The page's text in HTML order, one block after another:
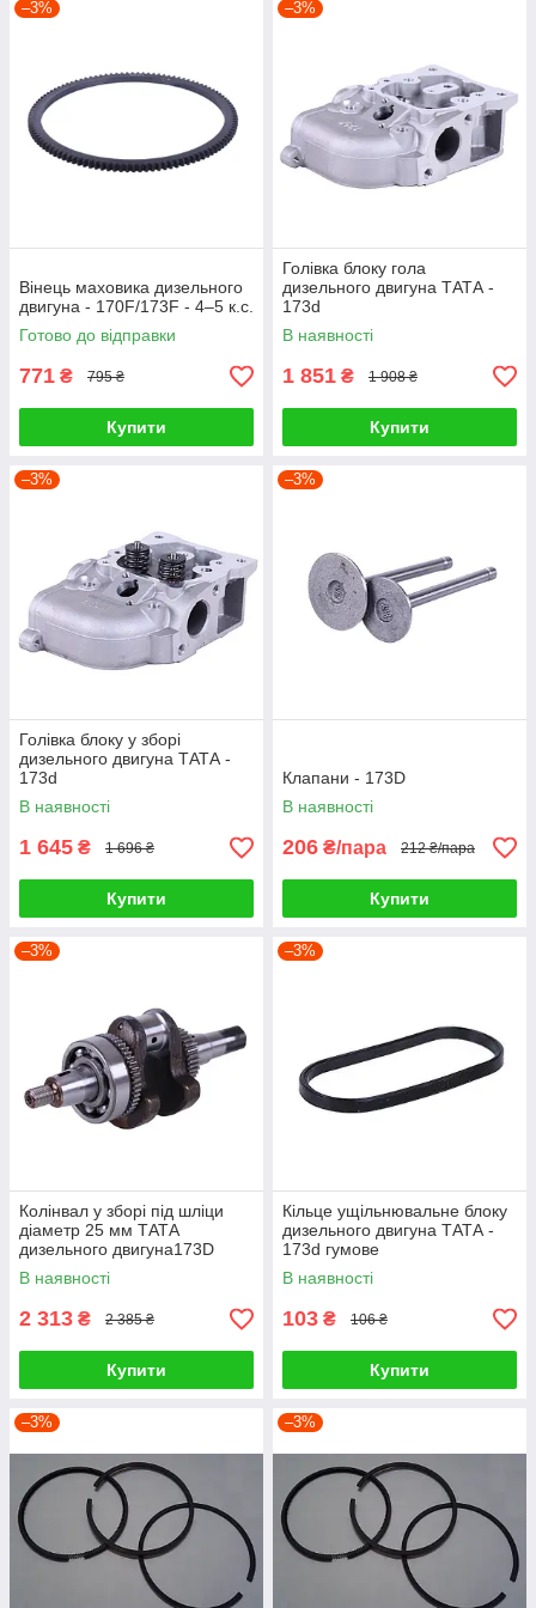
сайті оригінальні, у відмінному стані. Вони забезпечують
–3%
Вінець маховика дизельного
двигуна - 170F/173F - 4–5 к.с.
Готово до відправки
771 ₴ 795 ₴
Купити
–3%
Голівка блоку гола
дизельного двигуна ТАТА -
173d
В наявності
1 851 ₴ 1 908 ₴
Купити
–3%
Голівка блоку у зборі
дизельного двигуна ТАТА -
173d
В наявності
1 645 ₴ 1 696 ₴
Купити
–3%
Клапани - 173D
В наявності
206 ₴/пара 212 ₴/пара
Купити
–3%
Колінвал у зборі під шліци
діаметр 25 мм ТАТА
дизельного двигуна173D
В наявності
2 313 ₴ 2 385 ₴
Купити
–3%
Кільце ущільнювальне блоку
дизельного двигуна ТАТА -
173d гумове
В наявності
103 ₴ 106 ₴
Купити
–3% –3%